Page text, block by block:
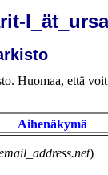
Huomaa, että
Aihenäkymä
)